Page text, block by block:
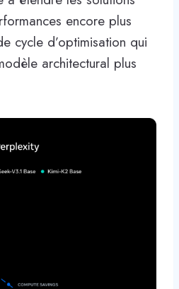
encore plus
cycle d’optimisation qui
architectural plus